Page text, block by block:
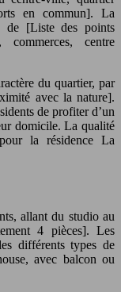
en commun]. La
de [Liste des points
centre
du quartier, par
avec la nature].
de profiter d’un
domicile. La qualité
la résidence La
allant du studio au
4 pièces]. Les
différents types de
avec balcon ou